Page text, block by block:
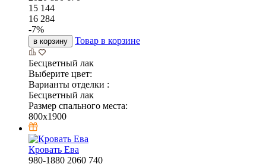
15 144
16 284
-7%
в корзину Товар в корзине
Бесцветный лак
Выберите цвет:
Варианты отделки :
Бесцветный лак
Размер спального места:
800х1900
Кровать Ева
980-1880 2060 740